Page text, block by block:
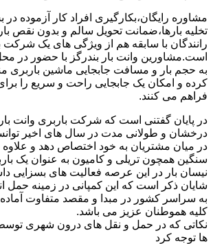
مشاوره رایگان،بکارگیری افراد کار آزموده در
تخلیه بارها،ضمانت تحویل سالم و بدون نقص
رانندگان با سابقه هم از ویژگی های یک شرکت
است.مشاورین وانت بار بندرگز با حضور در
به حجم بار و مسافت جابجایی ماشین باربری
کرده و امکان یک جابجایی راحت و سریع را
فراهم می کنند.
در پایان گفتنی است که شرکت باربری وانت بار
درخشان و طولانی مدت در سال های اخیر
در میان مشتریان به خود اختصاص دهد و
سنگین همچون تریلی و کامیون به عنوان یک
نیسان بار در این عرصه فعالیت های بسزایی
شایان ذکر است که این کمپانی در زمینه حمل
به سراسر کشور در مبدا و مقصد متفاوت آماده
کلیه هموطنان عزیز می باشد.
نکاتی که در حمل و نقل های درون شهری توسط
ها توجه کرد